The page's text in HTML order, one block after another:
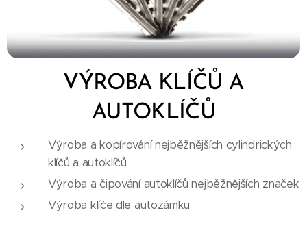
VÝROBA KLÍČŮ A
AUTOKLÍČŮ
Výroba a kopírování nejběžnějších cylindrických
klíčů a autoklíčů
Výroba a čipování autoklíčů nejběžnějších značek
Výroba klíče dle autozámku